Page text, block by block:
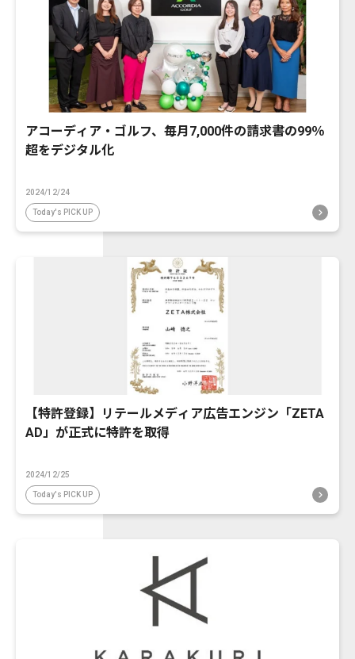
アコーディア・ゴルフ、毎月7,000件の請求書の99％
超をデジタル化
2024/12/24
Today's PICK UP
【特許登録】リテールメディア広告エンジン「ZETA
AD」が正式に特許を取得
2024/12/25
Today's PICK UP